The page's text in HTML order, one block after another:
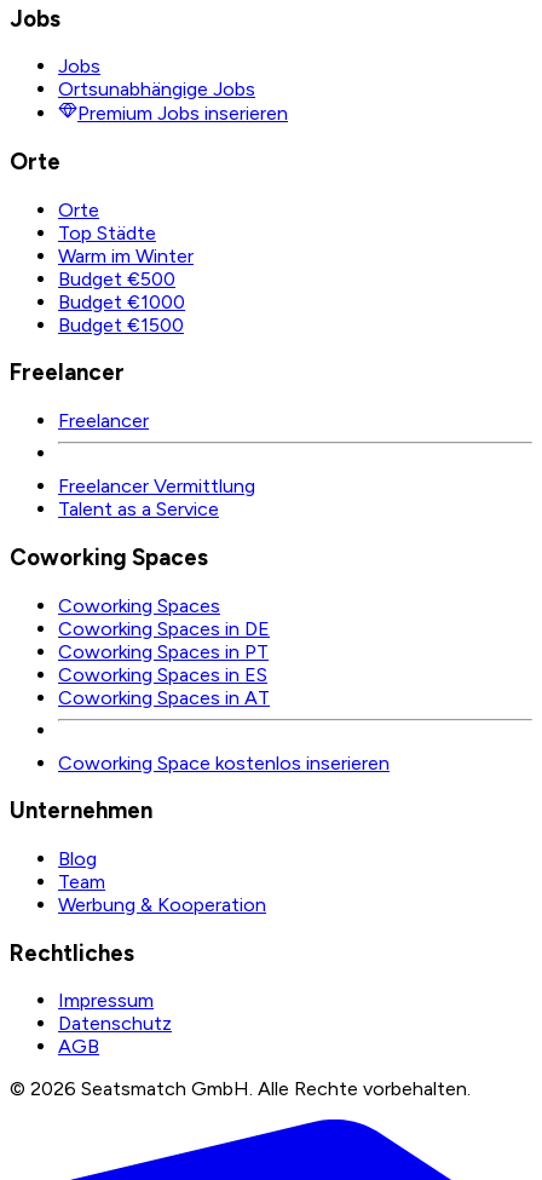
Jobs
Jobs
Ortsunabhängige Jobs
Premium Jobs inserieren
Orte
Orte
Top Städte
Warm im Winter
Budget €500
Budget €1000
Budget €1500
Freelancer
Freelancer
Freelancer Vermittlung
Talent as a Service
Coworking Spaces
Coworking Spaces
Coworking Spaces in DE
Coworking Spaces in PT
Coworking Spaces in ES
Coworking Spaces in AT
Coworking Space kostenlos inserieren
Unternehmen
Blog
Team
Werbung & Kooperation
Rechtliches
Impressum
Datenschutz
AGB
© 2026 Seatsmatch GmbH. Alle Rechte vorbehalten.